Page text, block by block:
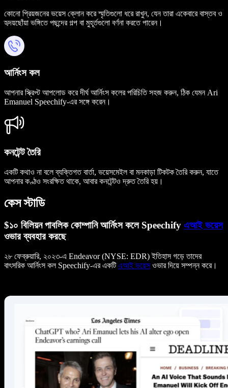
কোনো প্রিয়জনের ভয়েস ক্লোন করে স্মৃতিগুলো ধরে রাখুন, যেন তারা একেবারে বাস্তব ও
হৃদয়ছোঁয়া ভঙ্গিতে পছন্দের গল্প বা মুহূর্তগুলো বর্ণনা করতে পারেন।
আর্নিংস কল
আপনার স্ক্রিপ্ট আপলোড করে দীর্ঘ আর্নিংস কলের পরিচিতি সহজ করুন, ঠিক যেমন Ari
Emanuel Speechify-এর সঙ্গে করেন।
কনটেন্ট তৈরি
একটি কথাও না বলে ব্যক্তিগত বার্তা, ভয়েসমেইল বা মনকাড়া টিকটক তৈরি করুন, যাতে
আপনার কণ্ঠও সংরক্ষিত থাকে, আবার কনটেন্টও দ্রুত তৈরি হয়।
কেস স্টাডি
$১০ বিলিয়ন পাবলিক কোম্পানি আর্নিংস কলে Speechify এআই ভয়েস
ওভার ব্যবহার করছে
২৮ ফেব্রুয়ারি, ২০২৩-এ Endeavor (NYSE: EDR) ইতিহাস গড়ে তাদের
বাৎসরিক আর্নিংস কল Speechify-এর একটিএআই ভয়েসওভার দিয়ে সম্পন্ন করে।